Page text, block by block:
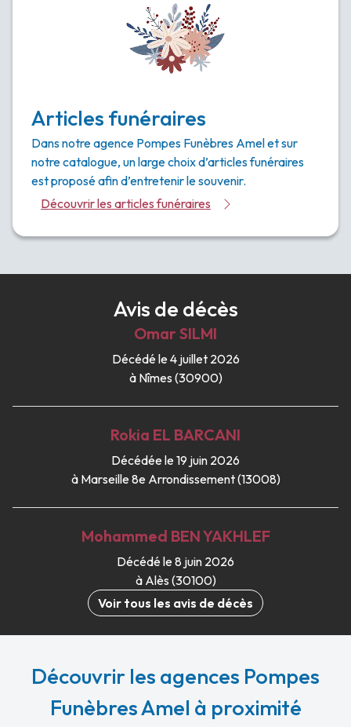
Articles funéraires
Dans notre agence Pompes Funèbres Amel et sur
notre catalogue, un large choix d’articles funéraires
est proposé afin d’entretenir le souvenir.
Découvrir les articles funéraires
Avis de décès
Omar SILMI
Décédé le 4 juillet 2026
à Nîmes (30900)
Rokia EL BARCANI
Décédée le 19 juin 2026
à Marseille 8e Arrondissement (13008)
Mohammed BEN YAKHLEF
Décédé le 8 juin 2026
à Alès (30100)
Voir tous les avis de décès
Découvrir les agences Pompes
Funèbres Amel à proximité